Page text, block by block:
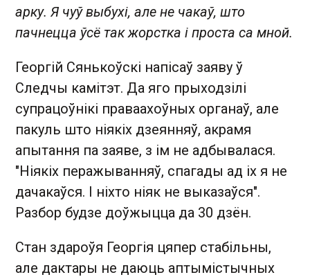
арку. Я чуў выбухі, але не чакаў, што
пачнецца ўсё так жорстка і проста са мной.
Георгій Сянькоўскі напісаў заяву ў
Следчы камітэт. Да яго прыходзілі
супрацоўнікі праваахоўных органаў, але
пакуль што ніякіх дзеянняў, акрамя
апытання па заяве, з ім не адбывалася.
"Ніякіх перажыванняў, спагады ад іх я не
дачакаўся. І ніхто ніяк не выказаўся".
Разбор будзе доўжыцца да 30 дзён.
Стан здароўя Георгія цяпер стабільны,
але дактары не даюць аптымістычных